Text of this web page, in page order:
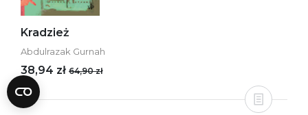
Kradzież
Abdulrazak Gurnah
38,94 zł 64,90 zł